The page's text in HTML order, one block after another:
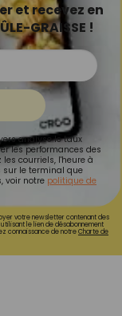
et recevez en
GRAISSE !
analyse le taux
les performances des
courriels, l'heure à
sur le terminal que
voir notre politique de
votre newsletter contenant des
le lien de désabonnement
connaissance de notreCharte de